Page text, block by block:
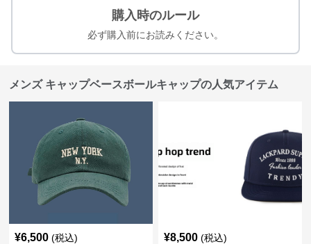
購入時のルール
必ず購入前にお読みください。
メンズ キャップベースボールキャップの人気アイテム
¥6,500 (税込) ¥8,500 (税込)